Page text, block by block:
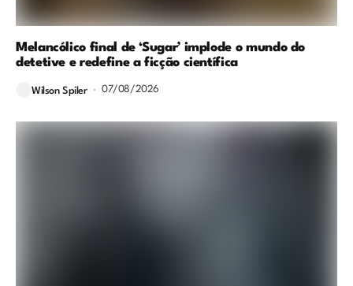
Melancólico final de ‘Sugar’ implode o mundo do
detetive e redefine a ficção científica
Wilson Spiler 07/08/2026